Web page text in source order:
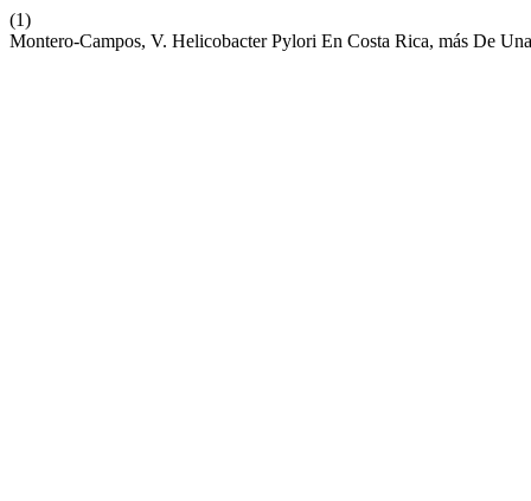
(1)
Montero-Campos, V. Helicobacter Pylori En Costa Rica, más De